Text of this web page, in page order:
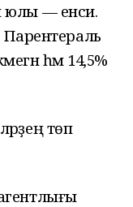
юлы — енси.
Парентераль
һәм 14,5%
төп